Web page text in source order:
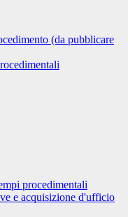
(da pubblicare
procedimentali
e acquisizione d'ufficio